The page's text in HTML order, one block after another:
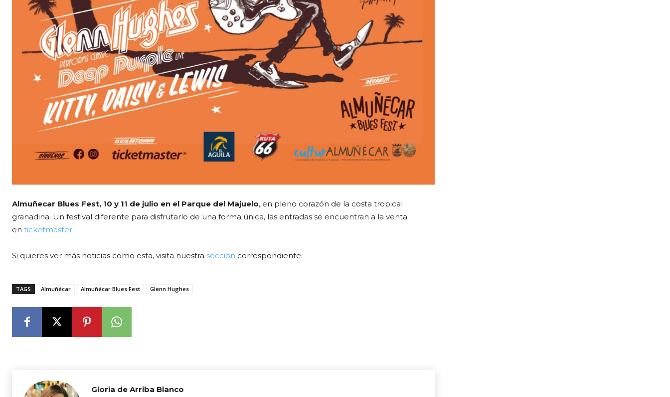
Almuñecar Blues Fest, 10 y 11 de julio en el Parque del Majuelo, en pleno corazón de la costa tropical
granadina. Un festival diferente para disfrutarlo de una forma única, las entradas se encuentran a la venta
en ticketmaster.
Si quieres ver más noticias como esta, visita nuestra sección correspondiente.
TAGS Almuñécar Almuñécar Blues Fest Glenn Hughes
Gloria de Arriba Blanco